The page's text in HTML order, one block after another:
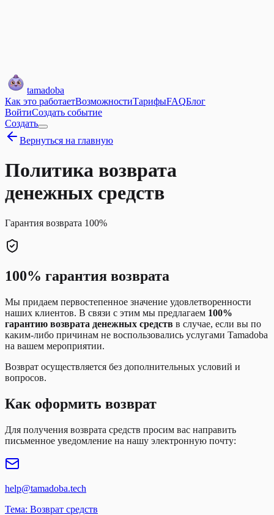
tamadoba
Как это работаетВозможностиТарифыFAQБлог
ВойтиСоздать событие
Создать
Вернуться на главную
Политика возврата
денежных средств
Гарантия возврата 100%
100% гарантия возврата
Мы придаем первостепенное значение удовлетворенности
наших клиентов. В связи с этим мы предлагаем 100%
гарантию возврата денежных средств в случае, если вы по
каким-либо причинам не воспользовались услугами Tamadoba
на вашем мероприятии.
Возврат осуществляется без дополнительных условий и
вопросов.
Как оформить возврат
Для получения возврата средств просим вас направить
письменное уведомление на нашу электронную почту:
help@tamadoba.tech
Тема: Возврат средств